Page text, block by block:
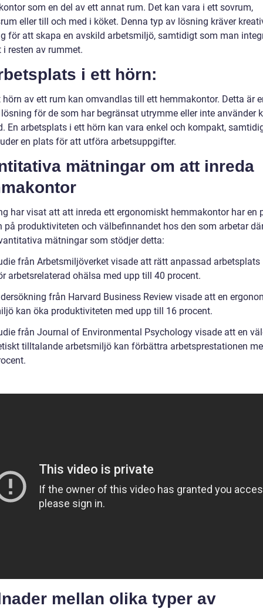
som en del av ett annat rum. Det kan vara i ett sovrum,
eller till och med i köket. Denna typ av lösning kräver
för att skapa en avskild arbetsmiljö, samtidigt som man
i resten av rummet.
i ett hörn:
hörn av ett rum kan omvandlas till ett hemmakontor. Detta är
för de som har begränsat utrymme eller inte använder
En arbetsplats i ett hörn kan vara enkel och kompakt,
en plats för att utföra arbetsuppgifter.
mätningar om att inreda
har visat att att inreda ett ergonomiskt hemmakontor har en
på produktiviteten och välbefinnandet hos den som arbetar
mätningar som stödjer detta:
från Arbetsmiljöverket visade att rätt anpassad arbetsplats
arbetsrelaterad ohälsa med upp till 40 procent.
från Harvard Business Review visade att en
kan öka produktiviteten med upp till 16 procent.
från Journal of Environmental Psychology visade att en
tilltalande arbetsmiljö kan förbättra arbetsprestationen
mellan olika typer av